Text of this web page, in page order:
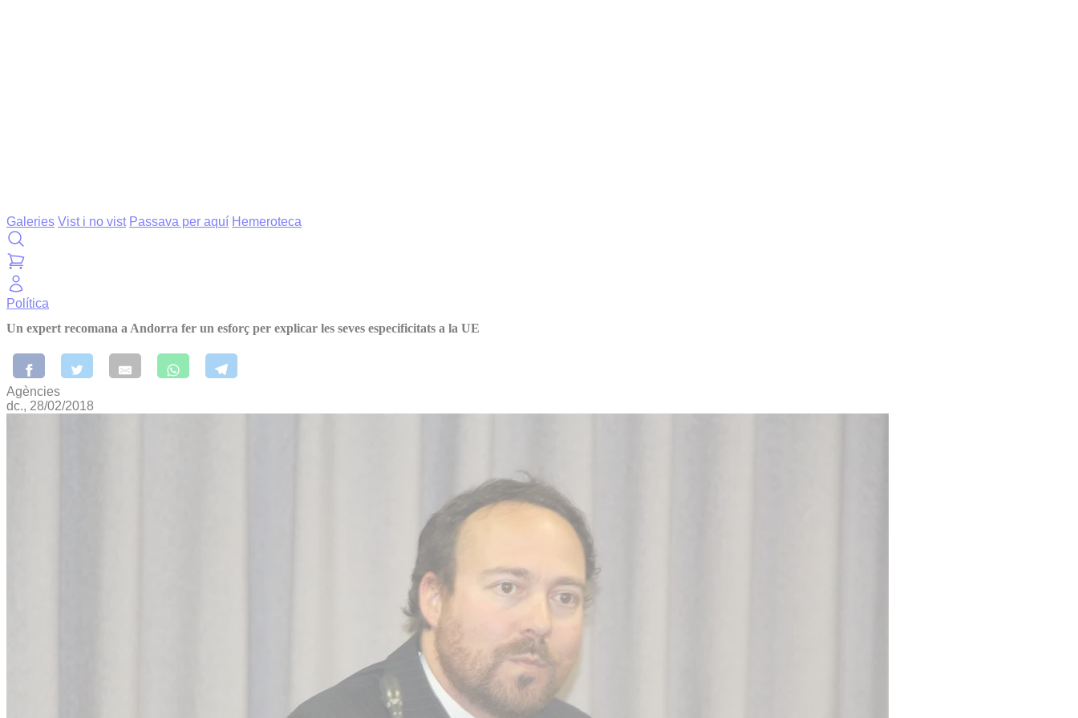
Galeries Vist i no vist Passava per aquí Hemeroteca
Política
Un expert recomana a Andorra fer un esforç per explicar les seves especificitats a la UE
Agències
dc., 28/02/2018